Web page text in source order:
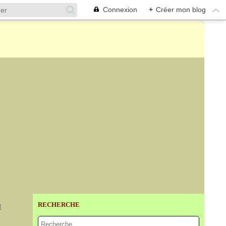
Connexion + Créer mon blog
RECHERCHE